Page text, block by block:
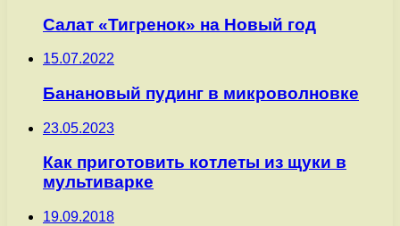
Салат «Тигренок» на Новый год
15.07.2022
Банановый пудинг в микроволновке
23.05.2023
Как приготовить котлеты из щуки в
мультиварке
19.09.2018